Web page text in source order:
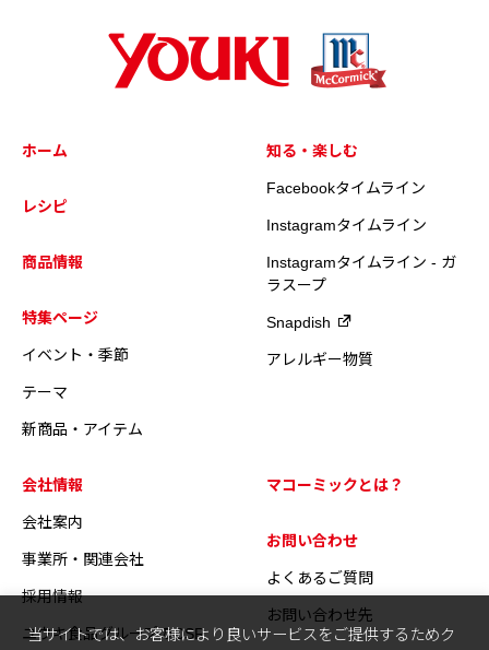
ホーム
レシピ
商品情報
特集ページ
イベント・季節
テーマ
新商品・アイテム
知る・楽しむ
Facebookタイムライン
Instagramタイムライン
Instagramタイムライン - ガ
ラスープ
Snapdish
アレルギー物質
会社情報
会社案内
事業所・関連会社
採用情報
ユウキ食品グループのCSR
マコーミックとは？
お問い合わせ
よくあるご質問
お問い合わせ先
当サイトでは、お客様により良いサービスをご提供するためク